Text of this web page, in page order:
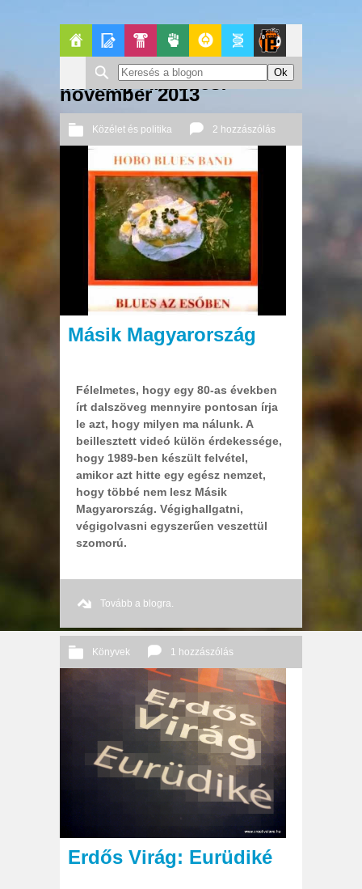
FőoldalBlogokPop-
Kult
PolitikaGeekZone
Monthly Archives:
november 2013
Közélet és politika 2 hozzászólás
2013 11. 25. Őri András
Másik Magyarország
Félelmetes, hogy egy 80-as években
írt dalszöveg mennyire pontosan írja
le azt, hogy milyen ma nálunk. A
beillesztett videó külön érdekessége,
hogy 1989-ben készült felvétel,
amikor azt hitte egy egész nemzet,
hogy többé nem lesz Másik
Magyarország. Végighallgatni,
végigolvasni egyszerűen veszettül
szomorú.
Tovább a blogra.
Könyvek 1 hozzászólás
Őri András
Erdős Virág: Eurüdiké